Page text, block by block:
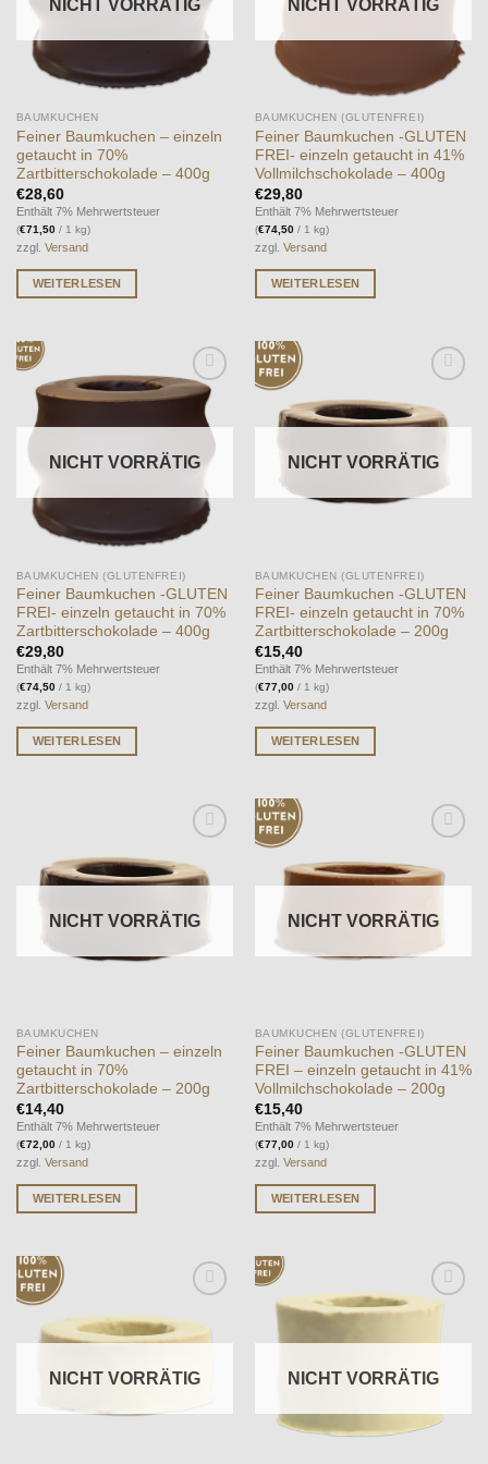
NICHT VORRÄTIG
BAUMKUCHEN
Feiner Baumkuchen – einzeln
getaucht in 70%
Zartbitterschokolade – 400g
€28,60
Enthält 7% Mehrwertsteuer
(€71,50/ 1 kg)
zzgl. Versand
WEITERLESEN
NICHT VORRÄTIG
BAUMKUCHEN (GLUTENFREI)
Feiner Baumkuchen -GLUTEN
FREI- einzeln getaucht in 41%
Vollmilchschokolade – 400g
€29,80
Enthält 7% Mehrwertsteuer
(€74,50/ 1 kg)
zzgl. Versand
WEITERLESEN
Auf die
Wunschliste
NICHT VORRÄTIG
BAUMKUCHEN (GLUTENFREI)
Feiner Baumkuchen -GLUTEN
FREI- einzeln getaucht in 70%
Zartbitterschokolade – 400g
€29,80
Enthält 7% Mehrwertsteuer
(€74,50/ 1 kg)
zzgl. Versand
WEITERLESEN
Wunschliste
NICHT VORRÄTIG
BAUMKUCHEN (GLUTENFREI)
Feiner Baumkuchen -GLUTEN
FREI- einzeln getaucht in 70%
Zartbitterschokolade – 200g
€15,40
Enthält 7% Mehrwertsteuer
(€77,00/ 1 kg)
zzgl. Versand
WEITERLESEN
Wunschliste
NICHT VORRÄTIG
BAUMKUCHEN
Feiner Baumkuchen – einzeln
getaucht in 70%
Zartbitterschokolade – 200g
€14,40
Enthält 7% Mehrwertsteuer
(€72,00/ 1 kg)
zzgl. Versand
WEITERLESEN
Wunschliste
NICHT VORRÄTIG
BAUMKUCHEN (GLUTENFREI)
Feiner Baumkuchen -GLUTEN
FREI – einzeln getaucht in 41%
Vollmilchschokolade – 200g
€15,40
Enthält 7% Mehrwertsteuer
(€77,00/ 1 kg)
zzgl. Versand
WEITERLESEN
Wunschliste
NICHT VORRÄTIG
Auf die
NICHT VORRÄTIG